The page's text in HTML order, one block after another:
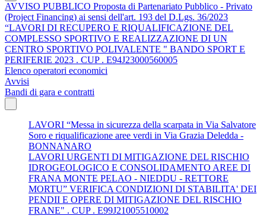
AVVISO PUBBLICO Proposta di Partenariato Pubblico - Privato
(Project Financing) ai sensi dell'art. 193 del D.Lgs. 36/2023
“LAVORI DI RECUPERO E RIQUALIFICAZIONE DEL
COMPLESSO SPORTIVO E REALIZZAZIONE DI UN
CENTRO SPORTIVO POLIVALENTE " BANDO SPORT E
PERIFERIE 2023 . CUP . E94J23000560005
Elenco operatori economici
Avvisi
Bandi di gara e contratti
LAVORI “Messa in sicurezza della scarpata in Via Salvatore
Soro e riqualificazione aree verdi in Via Grazia Deledda -
BONNANARO
LAVORI URGENTI DI MITIGAZIONE DEL RISCHIO
IDROGEOLOGICO E CONSOLIDAMENTO AREE DI
FRANA MONTE PELAO - NIEDDU - RETTORE
MORTU” VERIFICA CONDIZIONI DI STABILITA' DEI
PENDII E OPERE DI MITIGAZIONE DEL RISCHIO
FRANE" . CUP . E99J21005510002